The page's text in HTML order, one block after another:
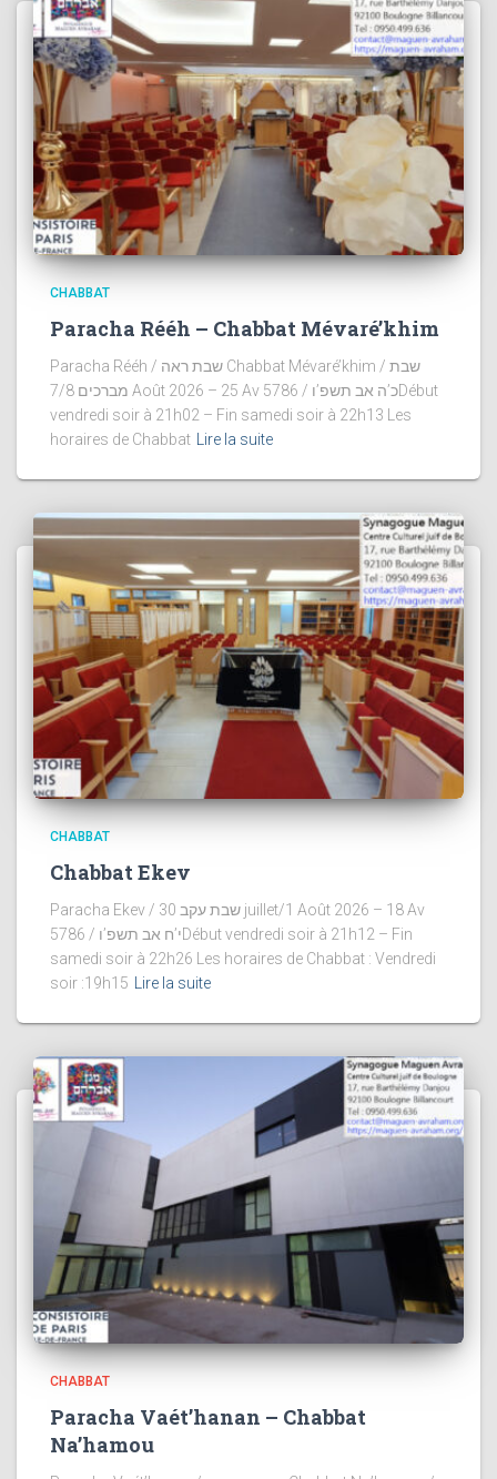
CHABBAT
Paracha Rééh – Chabbat Mévaré’khim
Paracha Rééh / שבת ראה Chabbat Mévaré’khim / שבת
מברכים 7/8 Août 2026 – 25 Av 5786 / כ’ה אב תשפ’וDébut
vendredi soir à 21h02 – Fin samedi soir à 22h13 Les
horaires de Chabbat
Lire la suite
CHABBAT
Chabbat Ekev
Paracha Ekev / שבת עקב 30 juillet/1 Août 2026 – 18 Av
5786 / י’ח אב תשפ’וDébut vendredi soir à 21h12 – Fin
samedi soir à 22h26 Les horaires de Chabbat : Vendredi
soir :19h15 Lire la suite
CHABBAT
Paracha Vaét’hanan – Chabbat
Na’hamou